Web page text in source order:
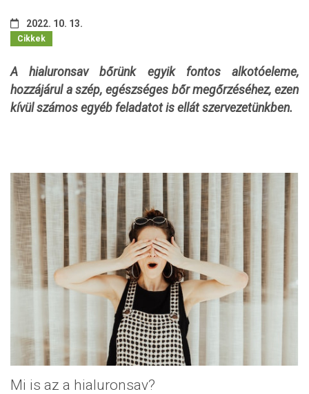
2022. 10. 13.
Cikkek
A hialuronsav bőrünk egyik fontos alkotóeleme,
hozzájárul a szép, egészséges bőr megőrzéséhez, ezen
kívül számos egyéb feladatot is ellát szervezetünkben.
Mi is az a hialuronsav?